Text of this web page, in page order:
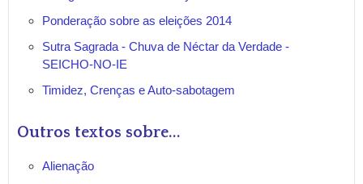
Ponderação sobre as eleições 2014
Sutra Sagrada - Chuva de Néctar da Verdade -
SEICHO-NO-IE
Timidez, Crenças e Auto-sabotagem
Outros textos sobre...
Alienação